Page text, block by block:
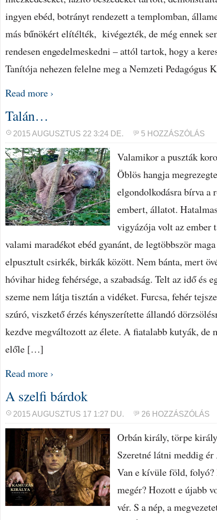
ingyen ebéd, botrányt rendezett a templomban,
más bűnökért elítélték, kivégezték, de még ennek
rendesen engedelmeskedni – attól tartok, hogy a
Tanítója nehezen felelne meg a Nemzeti
Read more ›
Talán…
2015 AUGUSZTUS 22 3:24 DE. 5 HOZZÁSZÓLÁS
Valamikor a puszták
Öblös hangja
elgondolkodásra bírva a
embert, állatot.
vigyázója volt az ember
valami maradékot ebéd gyanánt, de legtöbbször
elpusztult csirkék, birkák között. Nem bánta, mert
hóvihar hideg fehérsége, a szabadság. Telt az idő és
szeme nem látja tisztán a vidéket. Furcsa, fehér
szúró, viszkető érzés kényszerítette állandó
kezdve megváltozott az élete. A fiatalabb kutyák, de
előle […]
Read more ›
A szelfi bárdok
2015 AUGUSZTUS 17 1:27 DU. 26 HOZZÁSZÓLÁS
Orbán király, törpe
Szeretné látni meddig
Van e kívüle föld,
megér? Hozott e újabb
vér. S a nép, a